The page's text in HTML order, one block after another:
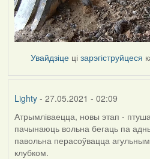
Увайдзіце цізарэгіструйцеся
Lighty- 27.05.2021 - 02:09
Атрымліваецца, новы этап -
пачынаюць вольна бегаць па
павольна перасоўвацца агульным
клубком.